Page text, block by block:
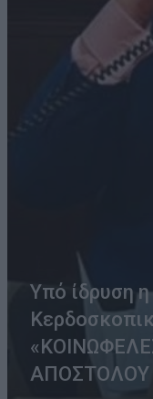
Υπό ίδρυση
ΑΠΟΣΤΟΛΟΥ